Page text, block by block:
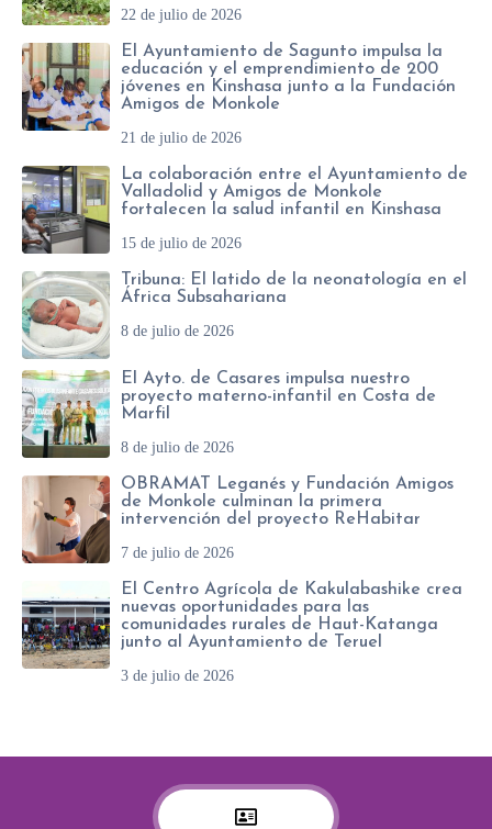
22 de julio de 2026
El Ayuntamiento de Sagunto impulsa la
educación y el emprendimiento de 200
jóvenes en Kinshasa junto a la Fundación
Amigos de Monkole
21 de julio de 2026
La colaboración entre el Ayuntamiento de
Valladolid y Amigos de Monkole
fortalecen la salud infantil en Kinshasa
15 de julio de 2026
Tribuna: El latido de la neonatología en el
África Subsahariana
8 de julio de 2026
El Ayto. de Casares impulsa nuestro
proyecto materno-infantil en Costa de
Marfil
8 de julio de 2026
OBRAMAT Leganés y Fundación Amigos
de Monkole culminan la primera
intervención del proyecto ReHabitar
7 de julio de 2026
El Centro Agrícola de Kakulabashike crea
nuevas oportunidades para las
comunidades rurales de Haut-Katanga
junto al Ayuntamiento de Teruel
3 de julio de 2026